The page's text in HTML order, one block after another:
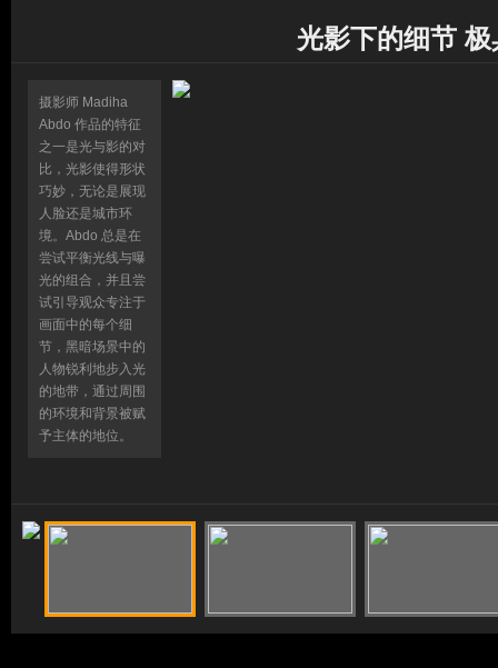
光影下的细节
摄影师 Madiha
Abdo 作品的特征
之一是光与影的对
比，光影使得形状
巧妙，无论是展现
人脸还是城市环
境。Abdo 总是在
尝试平衡光线与曝
光的组合，并且尝
试引导观众专注于
画面中的每个细
节，黑暗场景中的
人物锐利地步入光
的地带，通过周围
的环境和背景被赋
予主体的地位。